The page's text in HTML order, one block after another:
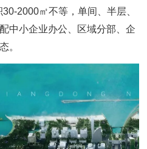
2000㎡不等，单间、半层、
中小企业办公、区域分部、企
。